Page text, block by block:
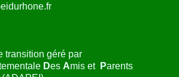
transition géré par
Des Amis et Parents